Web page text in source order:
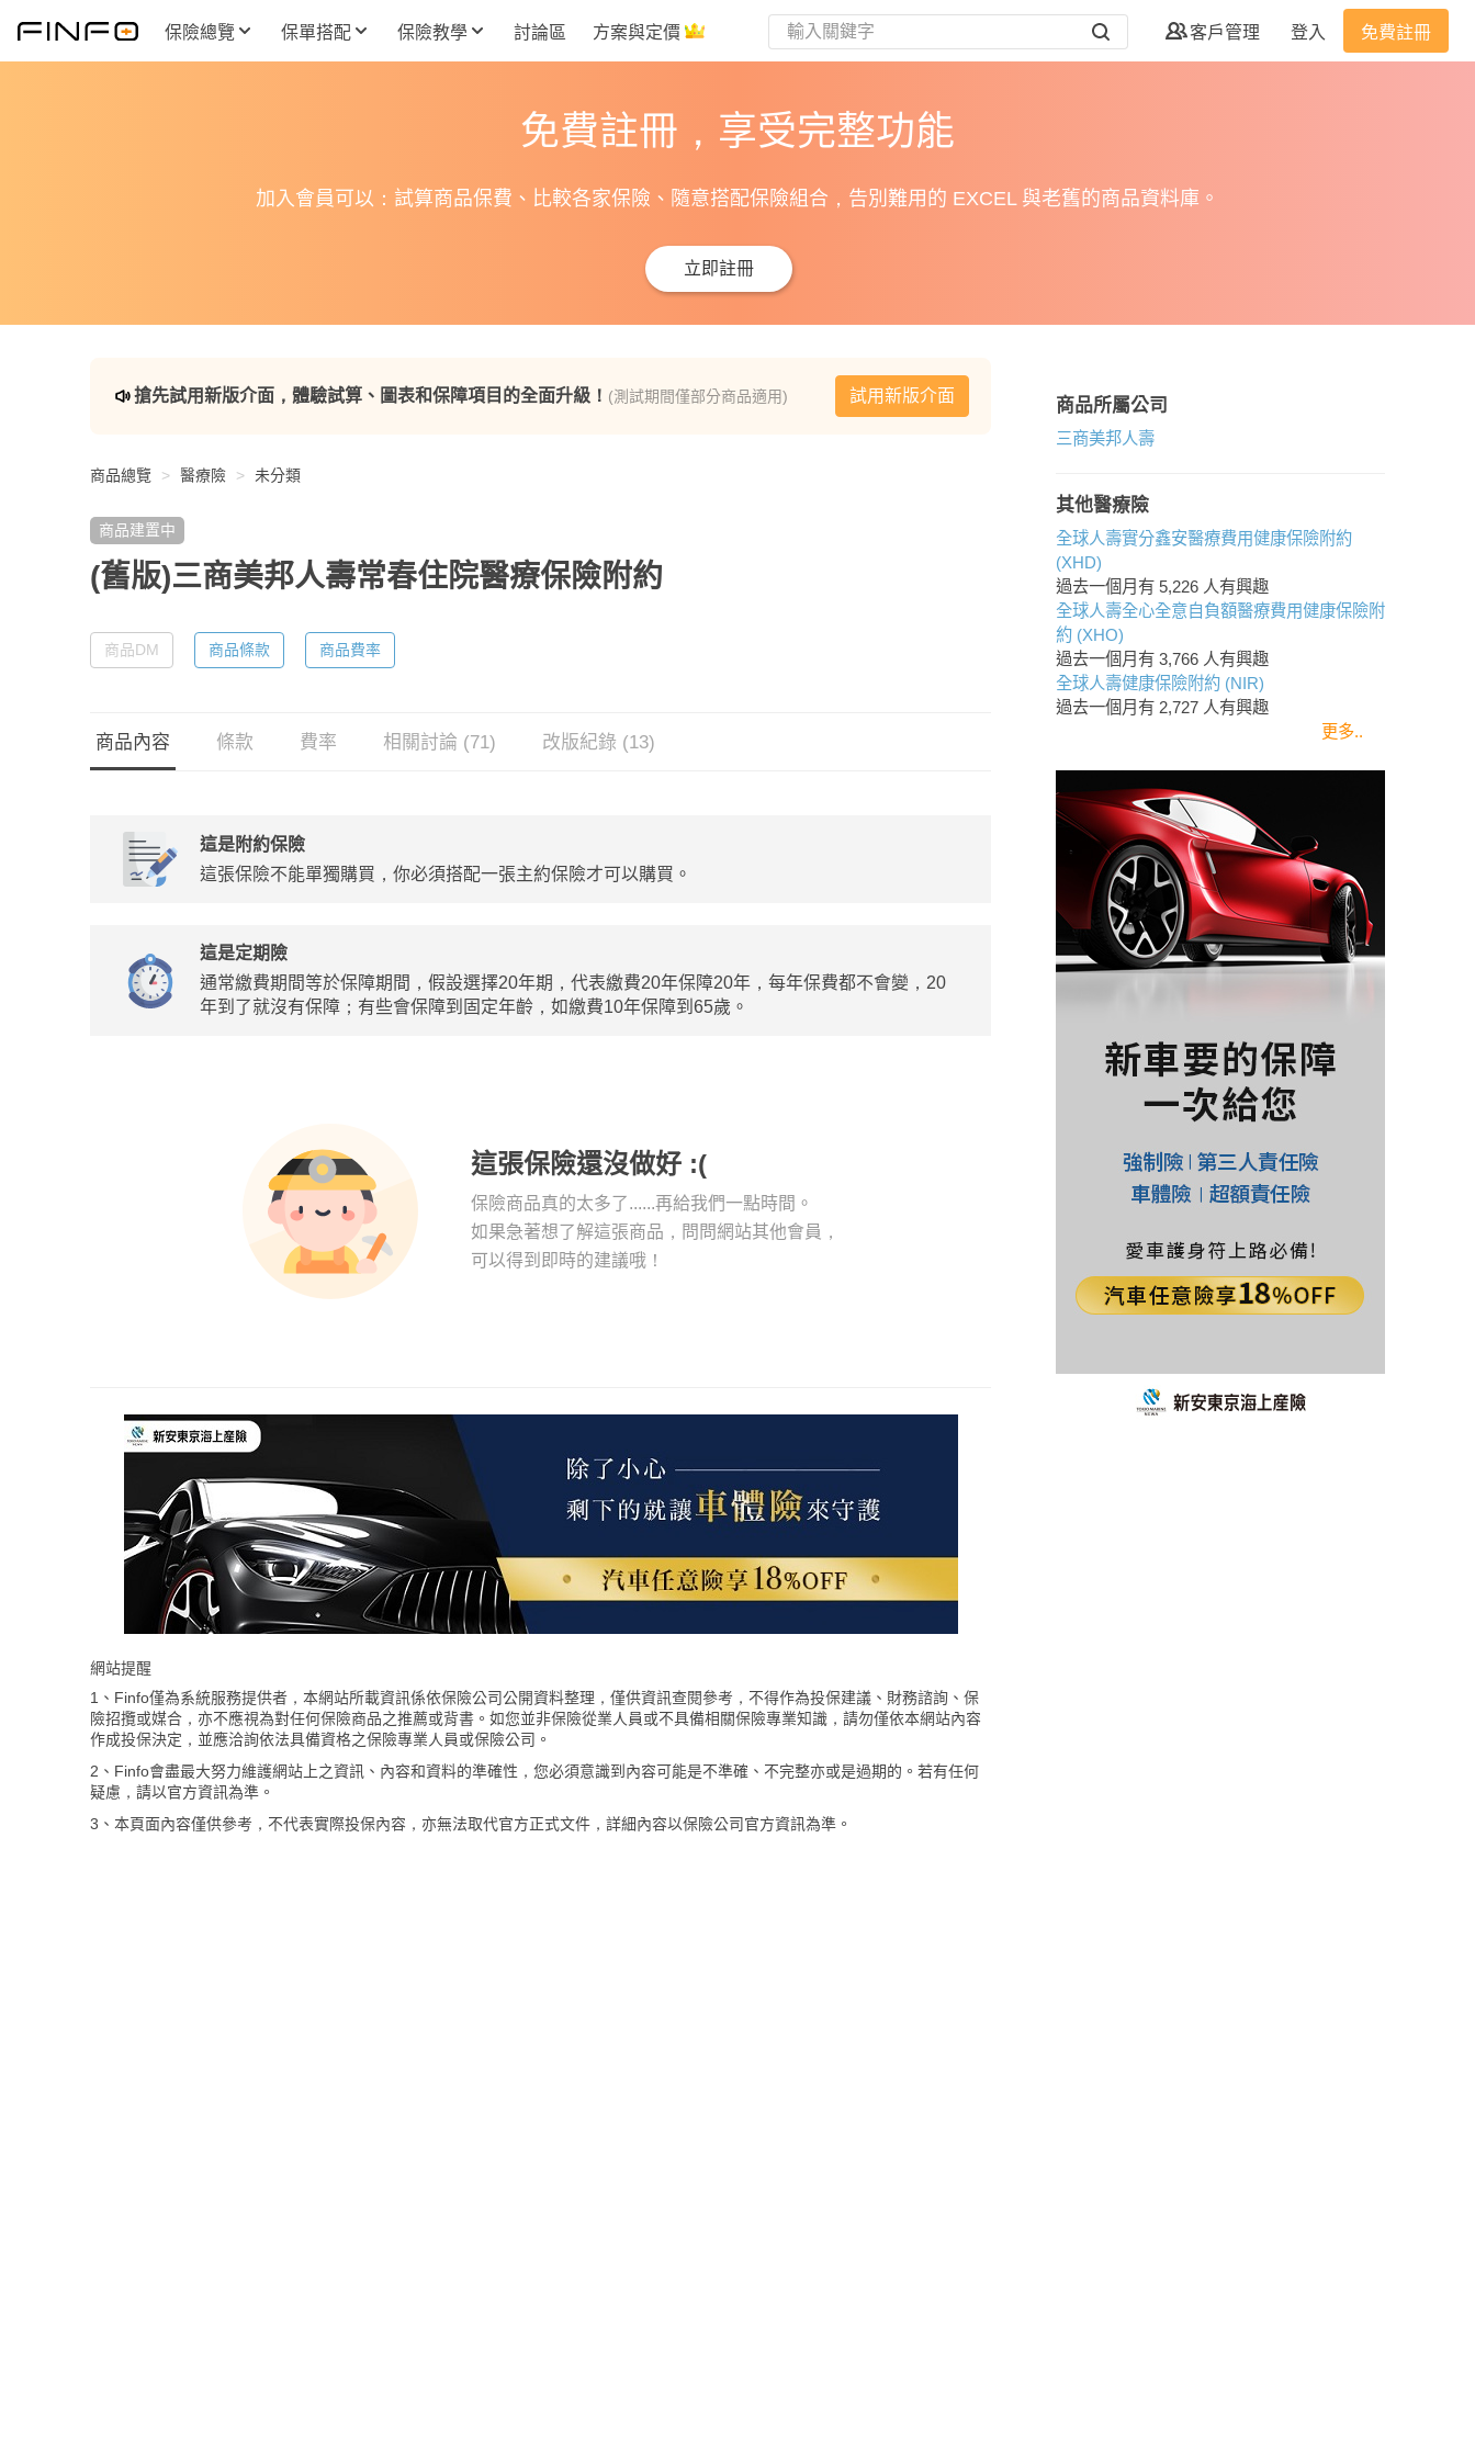
保險總覽 保單搭配 保險教學 討論區 方案與定價 客戶管理 登入 免費註冊
免費註冊，享受完整功能
加入會員可以：試算商品保費、比較各家保險、隨意搭配保險組合，告別難用的 EXCEL 與老舊的商品資料庫。
立即註冊
搶先試用新版介面，體驗試算、圖表和保障項目的全面升級！ (測試期間僅部分商品適用) 試用新版介面
商品總覽 醫療險 未分類
商品建置中
(舊版)三商美邦人壽常春住院醫療保險附約
商品DM 商品條款 商品費率
商品內容 條款 費率 相關討論 (71) 改版紀錄 (13)
這是附約保險
這張保險不能單獨購買，你必須搭配一張主約保險才可以購買。
這是定期險
通常繳費期間等於保障期間，假設選擇20年期，代表繳費20年保障20年，每年保費都不會變，20
年到了就沒有保障；有些會保障到固定年齡，如繳費10年保障到65歲。
這張保險還沒做好 :(
保險商品真的太多了......再給我們一點時間。
如果急著想了解這張商品，問問網站其他會員，
可以得到即時的建議哦！
網站提醒
1、Finfo僅為系統服務提供者，本網站所載資訊係依保險公司公開資料整理，僅供資訊查閱參考，不得作為投保建議、財務諮詢、保
險招攬或媒合，亦不應視為對任何保險商品之推薦或背書。如您並非保險從業人員或不具備相關保險專業知識，請勿僅依本網站內容
作成投保決定，並應洽詢依法具備資格之保險專業人員或保險公司。
2、Finfo會盡最大努力維護網站上之資訊、內容和資料的準確性，您必須意識到內容可能是不準確、不完整亦或是過期的。若有任何
疑慮，請以官方資訊為準。
3、本頁面內容僅供參考，不代表實際投保內容，亦無法取代官方正式文件，詳細內容以保險公司官方資訊為準。
商品所屬公司
三商美邦人壽
其他醫療險
全球人壽實分鑫安醫療費用健康保險附約
(XHD)
過去一個月有 5,226 人有興趣
全球人壽全心全意自負額醫療費用健康保險附
約 (XHO)
過去一個月有 3,766 人有興趣
全球人壽健康保險附約 (NIR)
過去一個月有 2,727 人有興趣
更多..